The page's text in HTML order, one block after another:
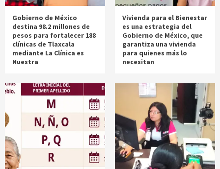
Gobierno de México
destina 98.2 millones de
pesos para fortalecer 188
clínicas de Tlaxcala
mediante La Clínica es
Nuestra
Vivienda para el Bienestar
es una estrategia del
Gobierno de México, que
garantiza una vivienda
para quienes más lo
necesitan